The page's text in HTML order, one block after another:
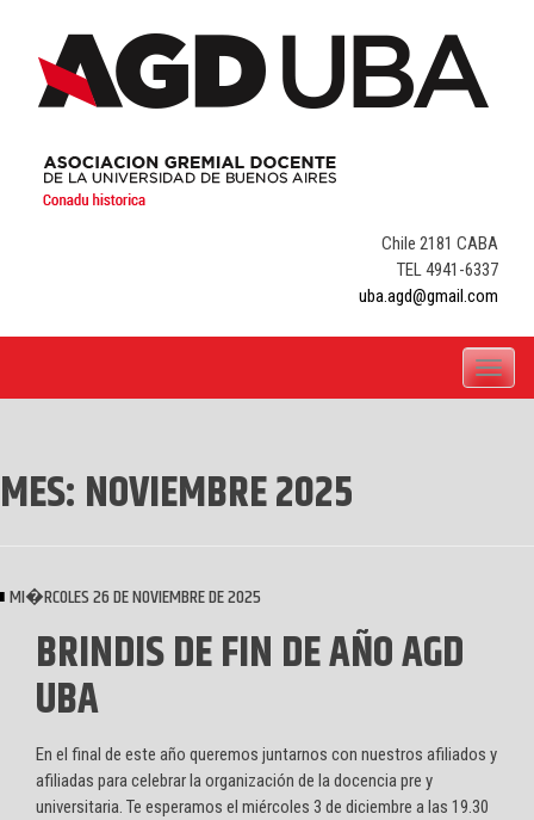
content
Chile 2181 CABA
TEL 4941-6337
uba.agd@gmail.com
Toggle
MES: NOVIEMBRE 2025
MI�RCOLES 26 DE NOVIEMBRE DE 2025
BRINDIS DE FIN DE AÑO AGD
UBA
En el final de este año queremos juntarnos con nuestros afiliados y
afiliadas para celebrar la organización de la docencia pre y
universitaria. Te esperamos el miércoles 3 de diciembre a las 19.30